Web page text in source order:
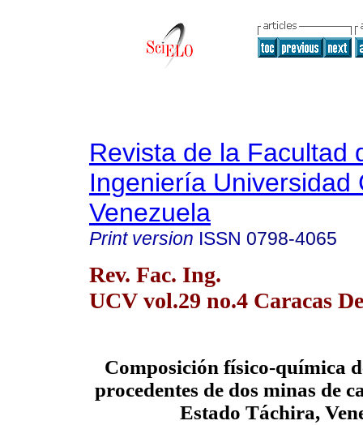
Revista de la Facultad
Ingeniería Universidad
Venezuela
Print version ISSN 0798-4065
Rev. Fac. Ing.
UCV vol.29 no.4 Caracas
Composición físico-química
procedentes de dos minas de
Estado Táchira,